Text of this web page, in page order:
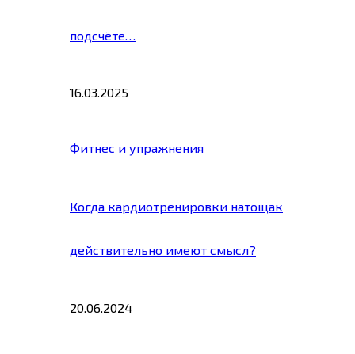
подсчёте…
16.03.2025
Фитнес и упражнения
Когда кардиотренировки натощак
действительно имеют смысл?
20.06.2024